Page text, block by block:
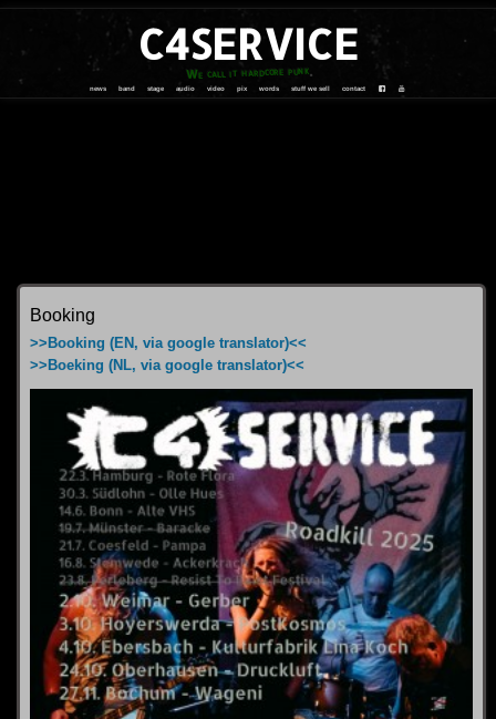
C4SERVICE
We call it hardcore punk
news band stage audio video pix words stuff we sell contact
Booking
>>Booking (EN, via google translator)<<
>>Boeking (NL, via google translator)<<